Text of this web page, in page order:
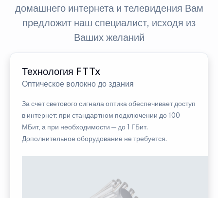
домашнего интернета и телевидения Вам
предложит наш специалист, исходя из
Ваших желаний
Технология FTTx
Оптическое волокно до здания
За счет светового сигнала оптика обеспечивает доступ
в интернет: при стандартном подключении до 100
МБит, а при необходимости — до 1 ГБит.
Дополнительное оборудование не требуется.